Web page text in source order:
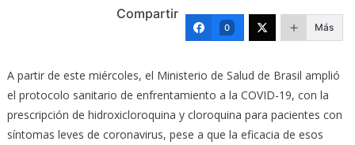
Compartir
0 Más
A partir de este miércoles, el Ministerio de Salud de Brasil amplió
el protocolo sanitario de enfrentamiento a la COVID-19, con la
prescripción de hidroxicloroquina y cloroquina para pacientes con
síntomas leves de coronavirus, pese a que la eficacia de esos